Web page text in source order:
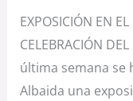
EXPOSICIÓN EN
CELEBRACIÓN
última semana se
Albaida una